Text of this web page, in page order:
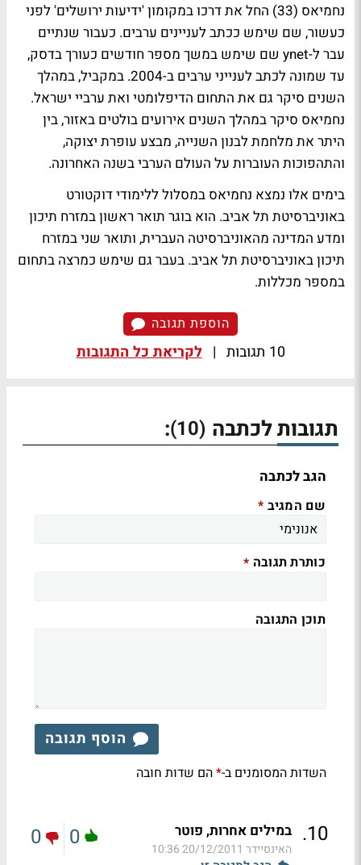
נחמיאס (33) החל את דרכו במקומון 'ידיעות ירושלים' לפני
כעשור, שם שימש ככתב לעניינים ערבים. כעבור שנתיים
עבר ל-ynet שם שימש במשך מספר חודשים כעורך בדסק,
עד שמונה לכתב לענייני ערבים ב-2004. במקביל, במהלך
השנים סיקר גם את התחום הדיפלומטי ואת ערביי ישראל.
נחמיאס סיקר במהלך השנים אירועים בולטים באזור, בין
היתר את מלחמת לבנון השנייה, מבצע עופרת יצוקה,
והתהפוכות העוברות על העולם הערבי בשנה האחרונה.
בימים אלו נמצא נחמיאס במסלול ללימודי דוקטורט
באוניברסיטת תל אביב. הוא בוגר תואר ראשון במזרח תיכון
ומדע המדינה מהאוניברסיטה העברית, ותואר שני במזרח
תיכון באוניברסיטת תל אביב. בעבר גם שימש כמרצה בתחום
במספר מכללות.
הוספת תגובה
10 תגובות | לקריאת כל התגובות
תגובות לכתבה (10)
:
הגב לכתבה
שם המגיב *
כותרת תגובה *
תוכן התגובה
הוסף תגובה
השדות המסומנים ב-*הם שדות חובה
10
. במילים אחרות, פוטר
האינסיידר 20/12/2011 10:36
0
0